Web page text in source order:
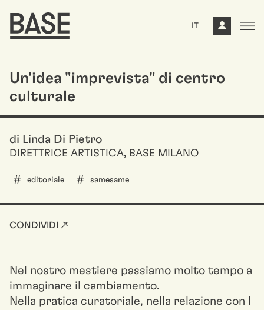
IT
Un'idea "imprevista" di centro
culturale
di Linda Di Pietro
DIRETTRICE ARTISTICA, BASE MILANO
editoriale samesame
CONDIVIDI ↗
Nel nostro mestiere passiamo molto tempo a
immaginare il cambiamento.
Nella pratica curatoriale, nella relazione con l